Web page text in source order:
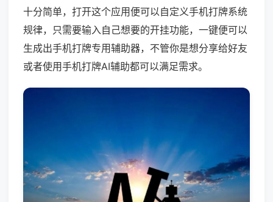
十分简单，打开这个应用便可以自定义手机打牌系统
规律，只需要输入自己想要的开挂功能，一键便可以
生成出手机打牌专用辅助器，不管你是想分享给好友
或者使用手机打牌AI辅助都可以满足需求。